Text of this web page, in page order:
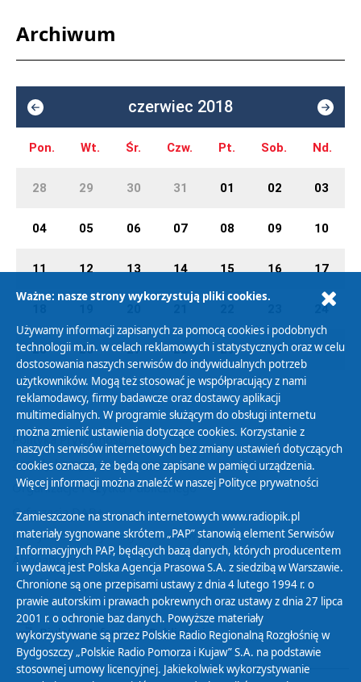
Archiwum
czerwiec 2018
Pon. Wt. Śr. Czw. Pt. Sob. Nd.
28 29 30 31 01 02 03
04 05 06 07 08 09 10
11 12 13 14 15 16 17
24
25 26 27 28 29 30 01
Polityka Prywatności
Zasady korzystania z Serwisu
Organizacje Pożytku Publicznego
Cyfryzacja DAB+
Polityka ochrony danych osobowych
Abonament
Zamówienia publiczne
Biuletyn Informacji Publicznej
Ważne: nasze strony wykorzystują pliki cookies.
Używamy informacji zapisanych za pomocą cookies i podobnych
technologii m.in. w celach reklamowych i statystycznych oraz w celu
dostosowania naszych serwisów do indywidualnych potrzeb
użytkowników. Mogą też stosować je współpracujący z nami
reklamodawcy, firmy badawcze oraz dostawcy aplikacji
multimedialnych. W programie służącym do obsługi internetu
można zmienić ustawienia dotyczące cookies. Korzystanie z
naszych serwisów internetowych bez zmiany ustawień dotyczących
cookies oznacza, że będą one zapisane w pamięci urządzenia.
Więcej informacji można znaleźć w naszej Polityce prywatności
Zamieszczone na stronach internetowych www.radiopik.pl
materiały sygnowane skrótem „PAP” stanowią element Serwisów
Informacyjnych PAP, będących bazą danych, których producentem
i wydawcą jest Polska Agencja Prasowa S.A. z siedzibą w Warszawie.
Chronione są one przepisami ustawy z dnia 4 lutego 1994 r. o
prawie autorskim i prawach pokrewnych oraz ustawy z dnia 27 lipca
2001 r. o ochronie baz danych. Powyższe materiały
wykorzystywane są przez Polskie Radio Regionalną Rozgłośnię w
Bydgoszczy „Polskie Radio Pomorza i Kujaw” S.A. na podstawie
stosownej umowy licencyjnej. Jakiekolwiek wykorzystywanie